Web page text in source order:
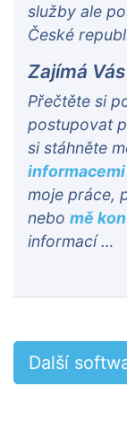
služby ale
České
Zajímá
Přečtěte si
postupovat
si stáhněte
informacemi
moje práce,
nebo mě
informací …
Další